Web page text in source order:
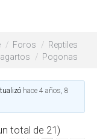
Foros
Reptiles
Pogonas
hace 4 años, 8
total de 21)